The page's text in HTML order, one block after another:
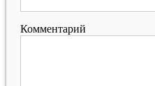
Комментарий